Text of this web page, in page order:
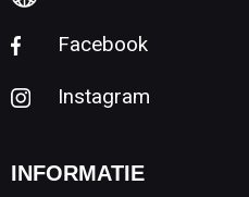
Facebook
Instagram
INFORMATIE